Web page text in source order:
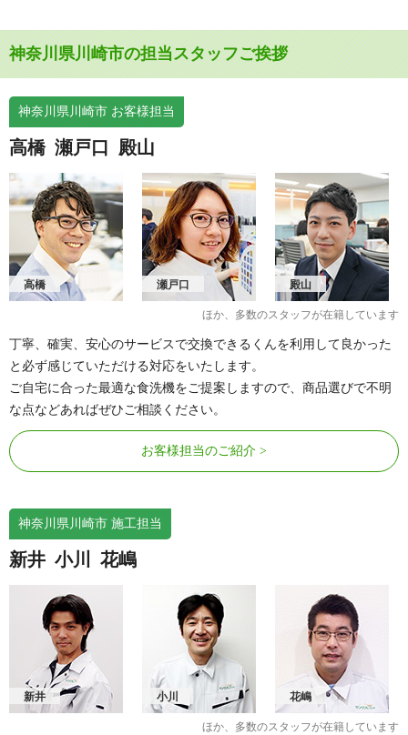
神奈川県川崎市の担当スタッフご挨拶
神奈川県川崎市 お客様担当
高橋 瀬戸口 殿山
高橋 瀬戸口 殿山
ほか、多数のスタッフが在籍しています
丁寧、確実、安心のサービスで交換できるくんを利用して良かった
と必ず感じていただける対応をいたします。
ご自宅に合った最適な食洗機をご提案しますので、商品選びで不明
な点などあればぜひご相談ください。
お客様担当のご紹介
神奈川県川崎市 施工担当
新井 小川 花嶋
新井 小川 花嶋
ほか、多数のスタッフが在籍しています